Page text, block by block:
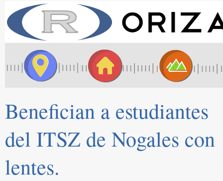
Benefician a estudiantes
del ITSZ de Nogales con
lentes.